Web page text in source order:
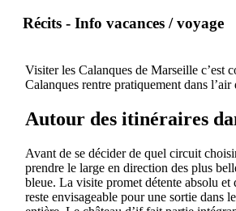
Récits - Info vacances / voyage
Visiter les Calanques de Marseille c’est
Calanques rentre pratiquement dans
Autour des itinéraires
Avant de se décider de quel circuit
prendre le large en direction des plus
bleue. La visite promet détente absolu
reste envisageable pour une sortie dans